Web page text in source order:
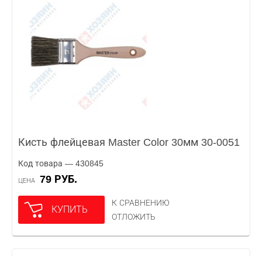
Кисть флейцевая Master Color 30мм 30-0051
Код товара — 430845
ЦЕНА 79 РУБ.
КУПИТЬ
К СРАВНЕНИЮ
ОТЛОЖИТЬ